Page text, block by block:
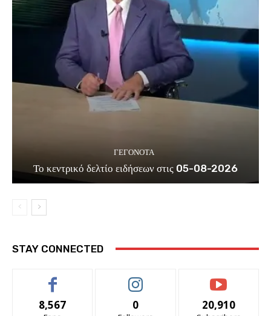
ΓΕΓΟΝΟΤΑ
Το κεντρικό δελτίο ειδήσεων στις 05-08-2026
STAY CONNECTED
8,567 0 20,910